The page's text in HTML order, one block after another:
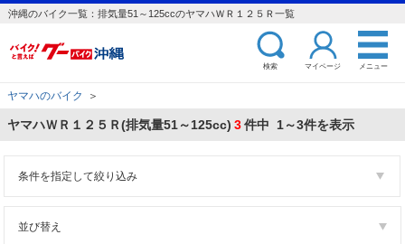
沖縄のバイク一覧：排気量51～125ccのヤマハＷＲ１２５Ｒ一覧
検索 マイページ メニュー
ヤマハのバイク ＞
ヤマハＷＲ１２５Ｒ(排気量51～125cc) 3件中 1～3件を表示
条件を指定して絞り込み
並び替え